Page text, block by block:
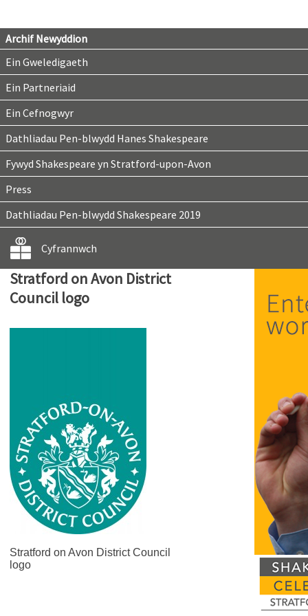
Archif Newyddion
Ein Gweledigaeth
Ein Partneriaid
Ein Cefnogwyr
Dathliadau Pen-blwydd Hanes Shakespeare
Fywyd Shakespeare yn Stratford-upon-Avon
Press
Dathliadau Pen-blwydd Shakespeare 2019
Cyfrannwch
Stratford on Avon District
Council logo
Stratford on Avon District Council
logo